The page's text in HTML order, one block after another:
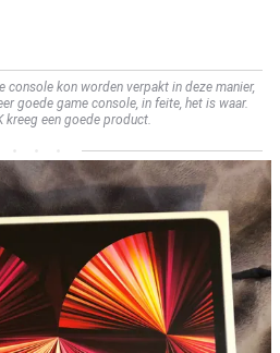
console kon worden verpakt in deze manier,
goede game console, in feite, het is waar.
kreeg een goede product.